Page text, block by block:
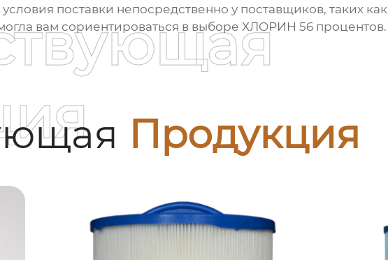
поставки непосредственно у поставщиков, таких как
вам сориентироваться в выборе ХЛОРИН 56 процентов.
Продукция